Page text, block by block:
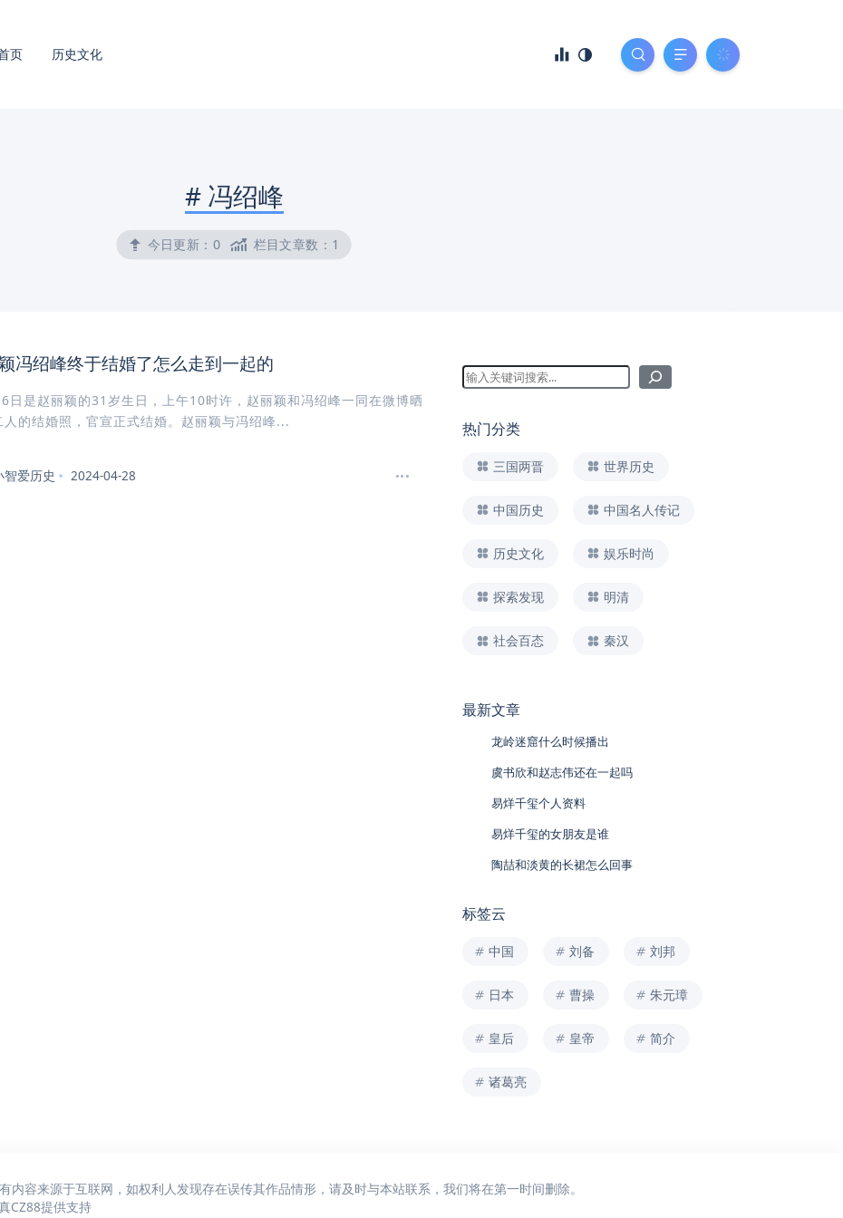
页 历史文化
# 冯绍峰
今日更新： 0 栏目文章数： 1
冯绍峰终于结婚了怎么走到一起的
日是赵丽颖的31岁生日，上午10时许，赵丽颖和冯绍峰一同在微博晒
人的结婚照，官宣正式结婚。赵丽颖与冯绍峰...
智爱历史 2024-04-28
热门分类
三国两晋 世界历史
中国历史 中国名人传记
历史文化 娱乐时尚
探索发现 明清
社会百态 秦汉
最新文章
龙岭迷窟什么时候播出
虞书欣和赵志伟还在一起吗
易烊千玺个人资料
易烊千玺的女朋友是谁
陶喆和淡黄的长裙怎么回事
标签云
中国 刘备 刘邦
日本 曹操 朱元璋
皇后 皇帝 简介
诸葛亮
内容来源于互联网，如权利人发现存在误传其作品情形，请及时与本站联系，我们将在第一时间删除。
CZ88提供支持